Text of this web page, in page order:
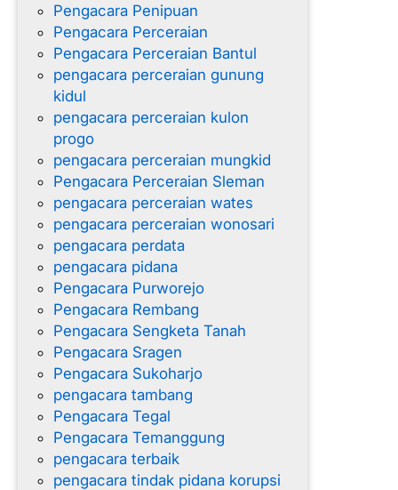
Pengacara Penipuan
Pengacara Perceraian
Pengacara Perceraian Bantul
pengacara perceraian gunung
kidul
pengacara perceraian kulon
progo
pengacara perceraian mungkid
Pengacara Perceraian Sleman
pengacara perceraian wates
pengacara perceraian wonosari
pengacara perdata
pengacara pidana
Pengacara Purworejo
Pengacara Rembang
Pengacara Sengketa Tanah
Pengacara Sragen
Pengacara Sukoharjo
pengacara tambang
Pengacara Tegal
Pengacara Temanggung
pengacara terbaik
pengacara tindak pidana korupsi